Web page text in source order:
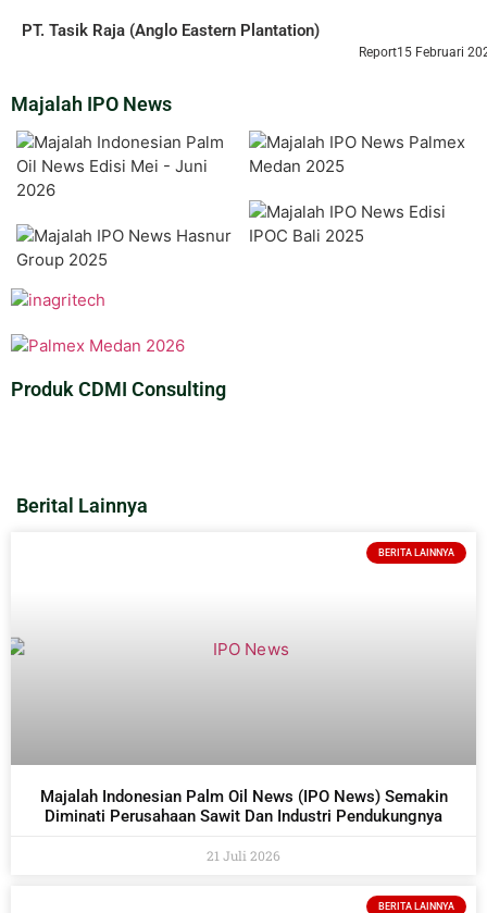
PT. Tasik Raja (Anglo Eastern Plantation)
Report15 Februari
Majalah IPO News
Produk CDMI Consulting
Berital Lainnya
BERITA LAINNYA
Majalah Indonesian Palm Oil News (IPO News) Semakin
Diminati Perusahaan Sawit Dan Industri Pendukungnya
21 Juli 2026
BERITA LAINNYA